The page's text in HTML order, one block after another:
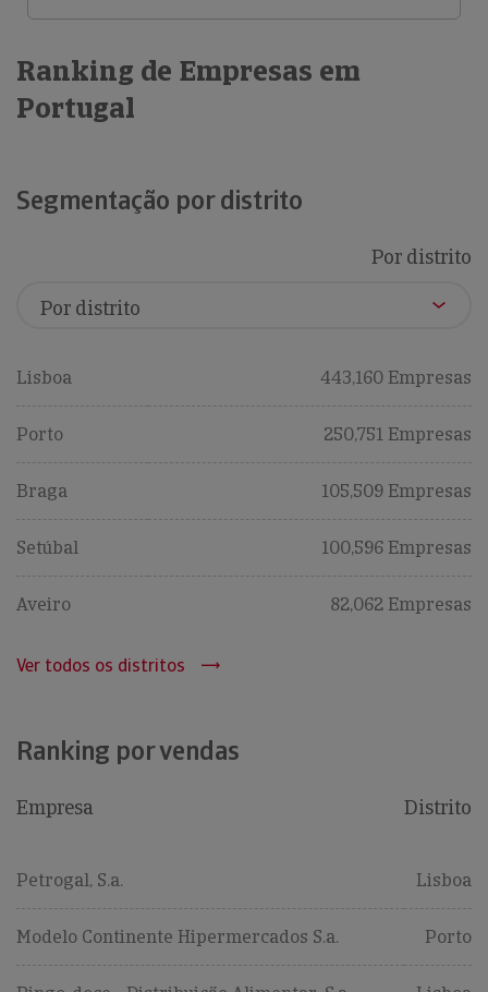
Ranking de Empresas em
Portugal
Segmentação por distrito
Por distrito
Lisboa 443,160 Empresas
Porto 250,751 Empresas
Braga 105,509 Empresas
Setúbal 100,596 Empresas
Aveiro 82,062 Empresas
Ver todos os distritos
Ranking por vendas
Empresa Distrito
Petrogal, S.a. Lisboa
Modelo Continente Hipermercados S.a. Porto